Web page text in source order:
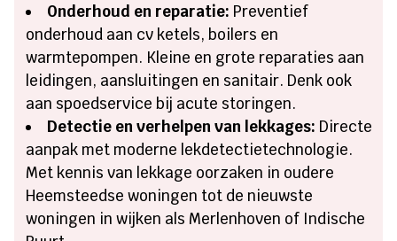
Onderhoud en reparatie: Preventief
onderhoud aan cv ketels, boilers en
warmtepompen. Kleine en grote reparaties aan
leidingen, aansluitingen en sanitair. Denk ook
aan spoedservice bij acute storingen.
Detectie en verhelpen van lekkages: Directe
aanpak met moderne lekdetectietechnologie.
Met kennis van lekkage oorzaken in oudere
Heemsteedse woningen tot de nieuwste
woningen in wijken als Merlenhoven of Indische